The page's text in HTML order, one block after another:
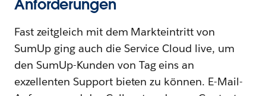
Anforderungen
Fast zeitgleich mit dem Markteintritt von
SumUp ging auch die Service Cloud live, um
den SumUp-Kunden von Tag eins an
exzellenten Support bieten zu können. E-Mail-